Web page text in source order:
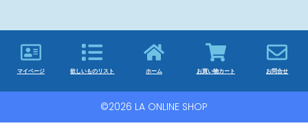
マイページ 欲しいものリスト ホーム お買い物カート お問合せ
©2026 LA ONLINE SHOP